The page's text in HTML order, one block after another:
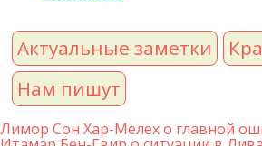
Актуальные заметки
Нам пишут
Лимор Сон Хар-Мелех о главной